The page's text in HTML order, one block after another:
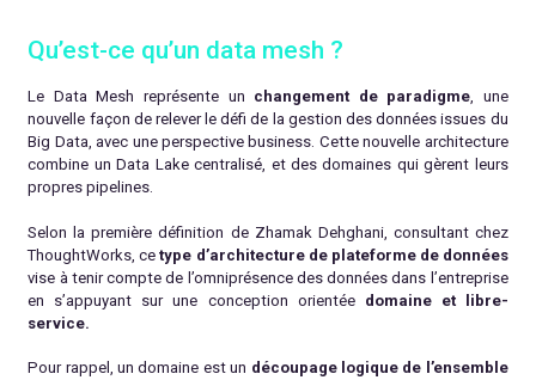
Qu’est-ce qu’un data mesh ?
Le Data Mesh représente un changement de paradigme, une
nouvelle façon de relever le défi de la gestion des données issues du
Big Data, avec une perspective business. Cette nouvelle architecture
combine un Data Lake centralisé, et des domaines qui gèrent leurs
propres pipelines.
Selon la première définition de Zhamak Dehghani, consultant chez
ThoughtWorks, cetype d’architecture de plateforme de données
vise à tenir compte de l’omniprésence des données dans l’entreprise
en s’appuyant sur une conception orientée domaine et libre-
service.
Pour rappel, un domaine est un découpage logique de l’ensemble